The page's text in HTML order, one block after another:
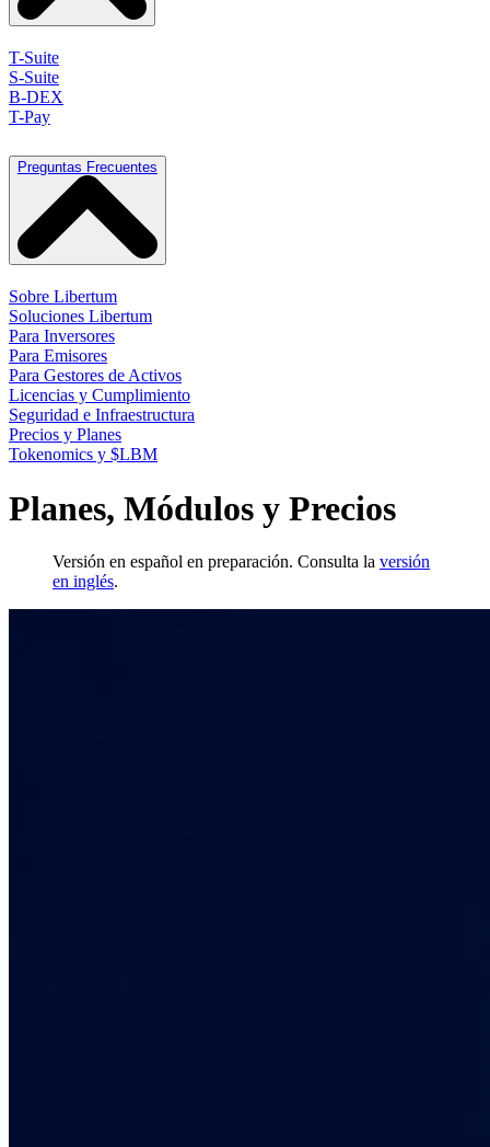
T-Suite
S-Suite
B-DEX
T-Pay
Preguntas Frecuentes
Sobre Libertum
Soluciones Libertum
Para Inversores
Para Emisores
Para Gestores de Activos
Licencias y Cumplimiento
Seguridad e Infraestructura
Precios y Planes
Tokenomics y $LBM
Planes, Módulos y Precios
Versión en español en preparación. Consulta la versión
en inglés.